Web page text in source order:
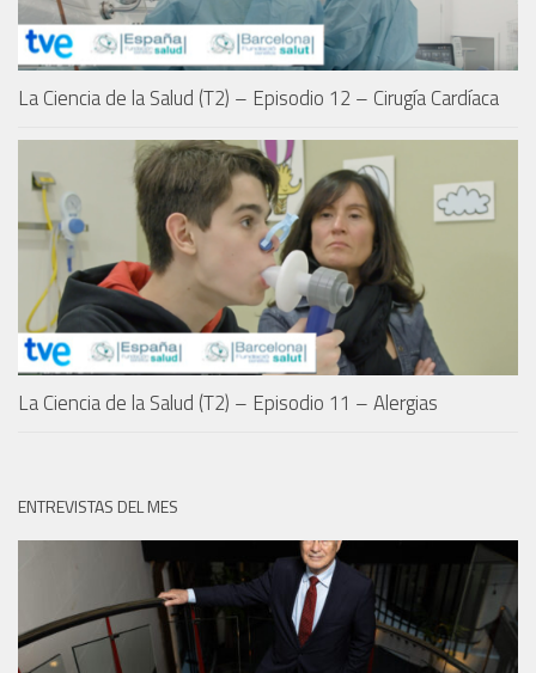
La Ciencia de la Salud (T2) – Episodio 12 – Cirugía Cardíaca
La Ciencia de la Salud (T2) – Episodio 11 – Alergias
ENTREVISTAS DEL MES